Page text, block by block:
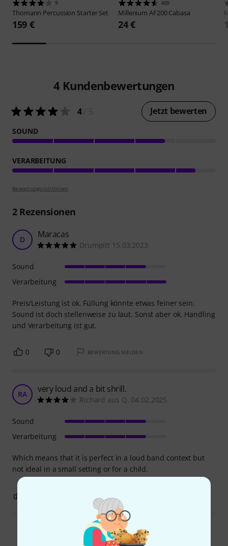
9
Thomann Percussion Starter Set
159 €
409
Millenium AF200 Cabasa
24 €
4 Kundenbewertungen
4/ 5 Jetzt bewerten
SOUND
VERARBEITUNG
Bewertungsrichtlinien
2Rezensionen
D Maracas
Drumpitt 15.03.2023
Preis/Leistung ist ok. Füllung könnte etwas feiner sein.
Sound ist doch stellenweise zu laut. Sonst aber ok. Handling
und Verarbeitung ist gut.
Sound
Verarbeitung
0 0 BEWERTUNG MELDEN
RA very loud and a bit shrill.
Richard aus Q. 04.02.2025
Which means that it is perfect in a loud band context but
not ideal in a small setting or for a child.
Sound
Verarbeitung
Alle Bewertungen lesen